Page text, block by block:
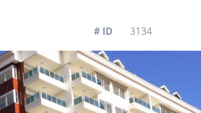
# ID 3134